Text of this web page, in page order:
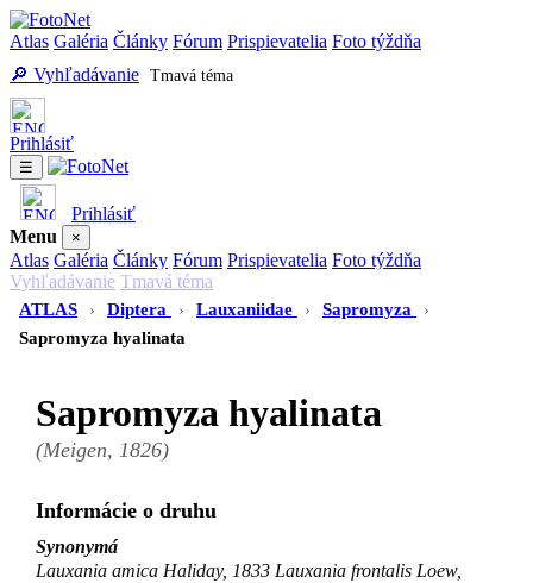
Atlas Galéria Články Fórum Prispievatelia Foto týždňa
🔎 Vyhľadávanie Tmavá téma
Prihlásiť
☰
Prihlásiť
Menu
×
Atlas Galéria Články Fórum Prispievatelia Foto týždňa
Vyhľadávanie Tmavá téma
ATLAS
› Diptera › Lauxaniidae › Sapromyza
›
Sapromyza hyalinata
Sapromyza hyalinata
(Meigen, 1826)
Informácie o druhu
Synonymá
Lauxania amica Haliday, 1833 Lauxania frontalis Loew,